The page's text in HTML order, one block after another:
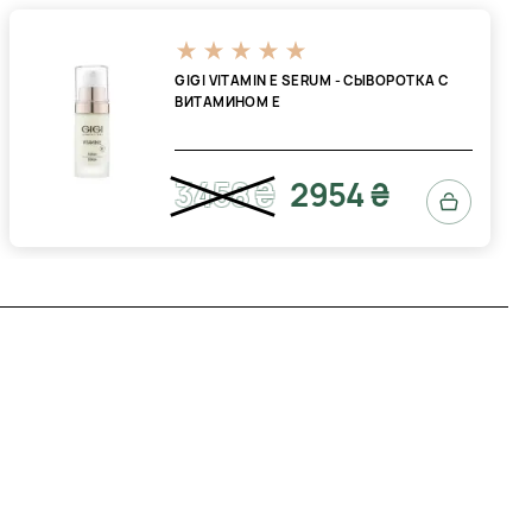
GIGI VITAMIN E SERUM - СЫВОРОТКА С
ВИТАМИНОМ Е
3458 ₴ 2954 ₴